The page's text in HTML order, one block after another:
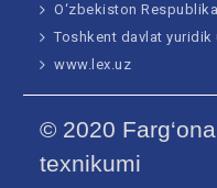
O‘zbekiston
Toshkent davlat yuridik
www.lex.uz
© 2020
texnikumi